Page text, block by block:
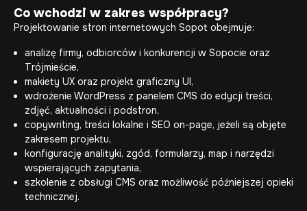
Co wchodzi w zakres współpracy?
Projektowanie stron internetowych Sopot obejmuje:
analizę firmy, odbiorców i konkurencji w Sopocie oraz
Trójmieście,
makiety UX oraz projekt graficzny UI,
wdrożenie WordPress z panelem CMS do edycji treści,
zdjęć, aktualności i podstron,
copywriting, treści lokalne i SEO on-page, jeżeli są objęte
zakresem projektu,
konfigurację analityki, zgód, formularzy, map i narzędzi
wspierających zapytania,
szkolenie z obsługi CMS oraz możliwość późniejszej opieki
technicznej.